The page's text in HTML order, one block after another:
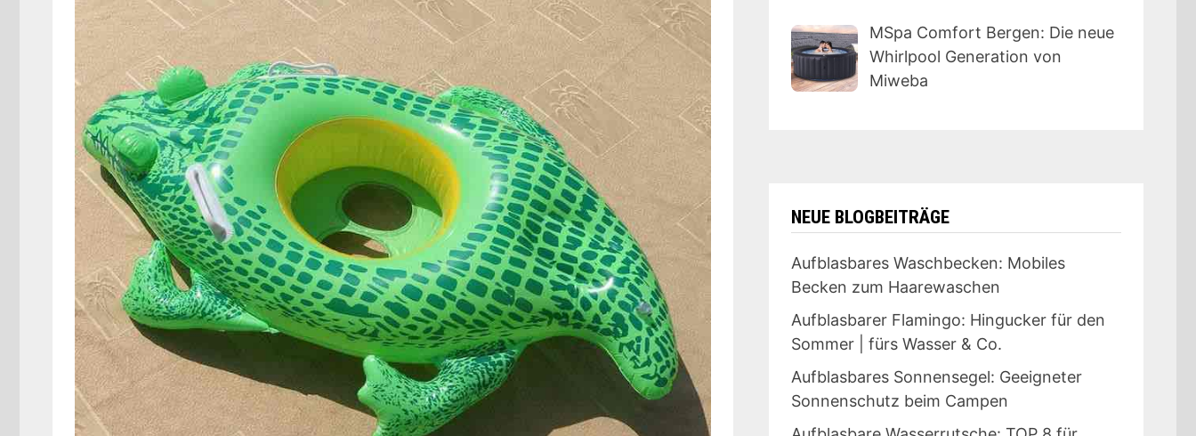
MSpa Comfort Bergen: Die neue
Whirlpool Generation von
Miweba
NEUE BLOGBEITRÄGE
Aufblasbares Waschbecken: Mobiles
Becken zum Haarewaschen
Aufblasbarer Flamingo: Hingucker für den
Sommer | fürs Wasser & Co.
Aufblasbares Sonnensegel: Geeigneter
Sonnenschutz beim Campen